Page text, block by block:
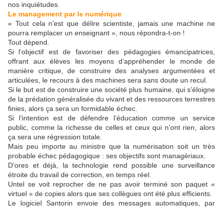
nos inquiétudes.
Le management par le numérique
« Tout cela n’est que délire scientiste, jamais une machine ne
pourra remplacer un enseignant », nous répondra-t-on !
Tout dépend.
Si l’objectif est de favoriser des pédagogies émancipatrices,
offrant aux élèves les moyens d’appréhender le monde de
manière critique, de construire des analyses argumentées et
articulées, le recours à des machines sera sans doute un recul.
Si le but est de construire une société plus humaine, qui s’éloigne
de la prédation généralisée du vivant et des ressources terrestres
finies, alors ça sera un formidable échec.
Si l’intention est de défendre l’éducation comme un service
public, comme la richesse de celles et ceux qui n’ont rien, alors
ça sera une régression totale.
Mais peu importe au ministre que la numérisation soit un très
probable échec pédagogique : ses objectifs sont managériaux.
D’ores et déjà, la technologie rend possible une surveillance
étroite du travail de correction, en temps réel.
Untel se voit reprocher de ne pas avoir terminé son paquet «
virtuel » de copies alors que ses collègues ont été plus efficients.
Le logiciel Santorin envoie des messages automatiques, par